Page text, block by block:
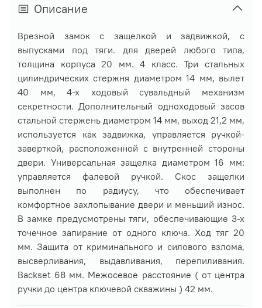
Описание
Врезной замок с защелкой и задвижкой, с
выпусками под тяги. для дверей любого типа,
толщина корпуса 20 мм. 4 класс. Три стальных
цилиндрических стержня диаметром 14 мм, вылет
40 мм, 4-х ходовый сувальдный механизм
секретности. Дополнительный одноходовый засов
стальной стержень диаметром 14 мм, выход 21,2 мм,
используется как задвижка, управляется ручкой-
заверткой, расположенной с внутренней стороны
двери. Универсальная защелка диаметром 16 мм:
управляется фалевой ручкой. Скос защелки
выполнен по радиусу, что обеспечивает
комфортное захлопывание двери и меньший износ.
В замке предусмотрены тяги, обеспечивающие 3-х
точечное запирание от одного ключа. Ход тяг 20
мм. Защита от криминального и силового взлома,
высверливания, выдавливания, перепиливания.
Backset 68 мм. Межосевое расстояние ( от центра
ручки до центра ключевой скважины ) 42 мм.